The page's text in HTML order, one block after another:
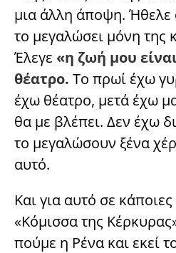
μια άλλη άποψη. Ήθελε
το μεγαλώσει μόνη της
Έλεγε «η ζωή μου
θέατρο. Το πρωί έχω
έχω θέατρο, μετά έχω
θα με βλέπει. Δεν έχω
το μεγαλώσουν ξένα
αυτό.
Και για αυτό σε κάποιες
«Κόμισσα της
πούμε η Ρένα και εκεί